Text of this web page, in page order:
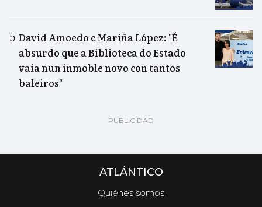
David Amoedo e Mariña López: "É
absurdo que a Biblioteca do Estado
vaia nun inmoble novo con tantos
baleiros"
ATLÁNTICO
Quiénes somos